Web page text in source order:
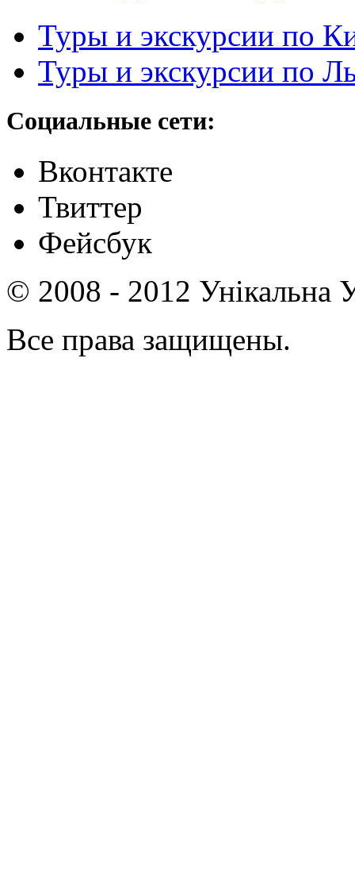
Туры и экскурсии по
Туры и экскурсии по
Социальные сети:
Вконтакте
Твиттер
Фейсбук
© 2008 - 2012 Унікальна
Все права защищены.